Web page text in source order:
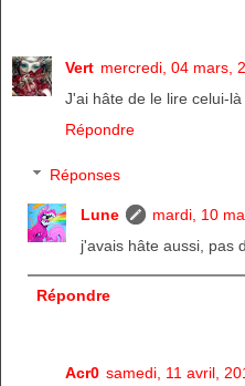
Vert mercredi, 04 mars,
J'ai hâte de le lire celui-
Répondre
Réponses
Lune
mardi, 10
j'avais hâte aussi, pas
Répondre
Acr0 samedi, 11 avril,